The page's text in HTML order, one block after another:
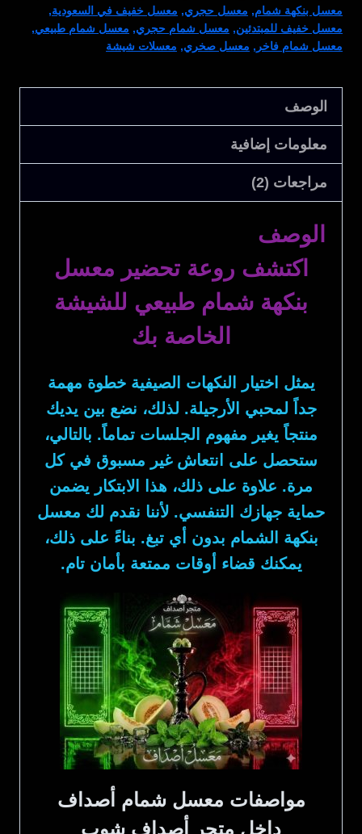
معسل بنكهة شمام, معسل حجري, معسل خفيف في السعودية,
معسل خفيف للمبتدئين, معسل شمام حجري, معسل شمام طبيعي,
معسل شمام فاخر , معسل صخري, معسلات شيشة
الوصف
معلومات إضافية
مراجعات (2)
الوصف
اكتشف روعة تحضير معسل
بنكهة شمام طبيعي للشيشة
الخاصة بك
يمثل اختيار النكهات الصيفية خطوة مهمة
جداً لمحبي الأرجيلة. لذلك، نضع بين يديك
منتجاً يغير مفهوم الجلسات تماماً. بالتالي،
ستحصل على انتعاش غير مسبوق في كل
مرة. علاوة على ذلك، هذا الابتكار يضمن
حماية جهازك التنفسي. لأننا نقدم لك معسل
بنكهة الشمام بدون أي تبغ. بناءً على ذلك،
يمكنك قضاء أوقات ممتعة بأمان تام.
مواصفات معسل شمام أصداف
داخل متجر أصداف شوب